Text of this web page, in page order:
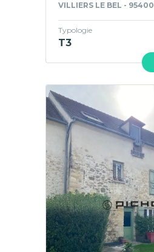
VILLIERS LE BEL - 95400
Typologie
T3